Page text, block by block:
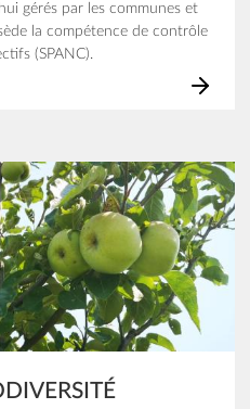
gérés par les communes et
la compétence de contrôle
(SPANC).